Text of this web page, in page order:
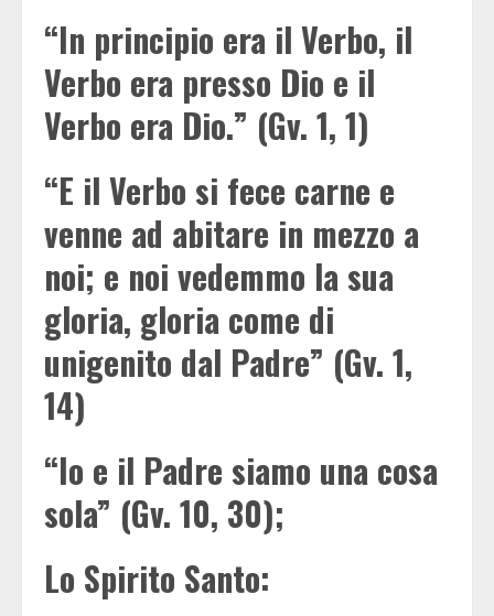
“In principio era il Verbo, il
Verbo era presso Dio e il
Verbo era Dio.” (Gv. 1, 1)
“E il Verbo si fece carne e
venne ad abitare in mezzo a
noi; e noi vedemmo la sua
gloria, gloria come di
unigenito dal Padre” (Gv. 1,
14)
“Io e il Padre siamo una cosa
sola” (Gv. 10, 30);
Lo Spirito Santo: